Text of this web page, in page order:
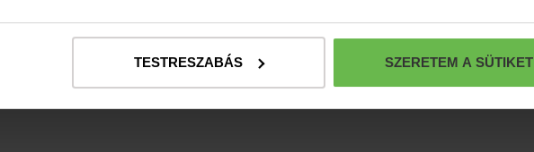
TESTRESZABÁS SZERETEM A SÜTIKET